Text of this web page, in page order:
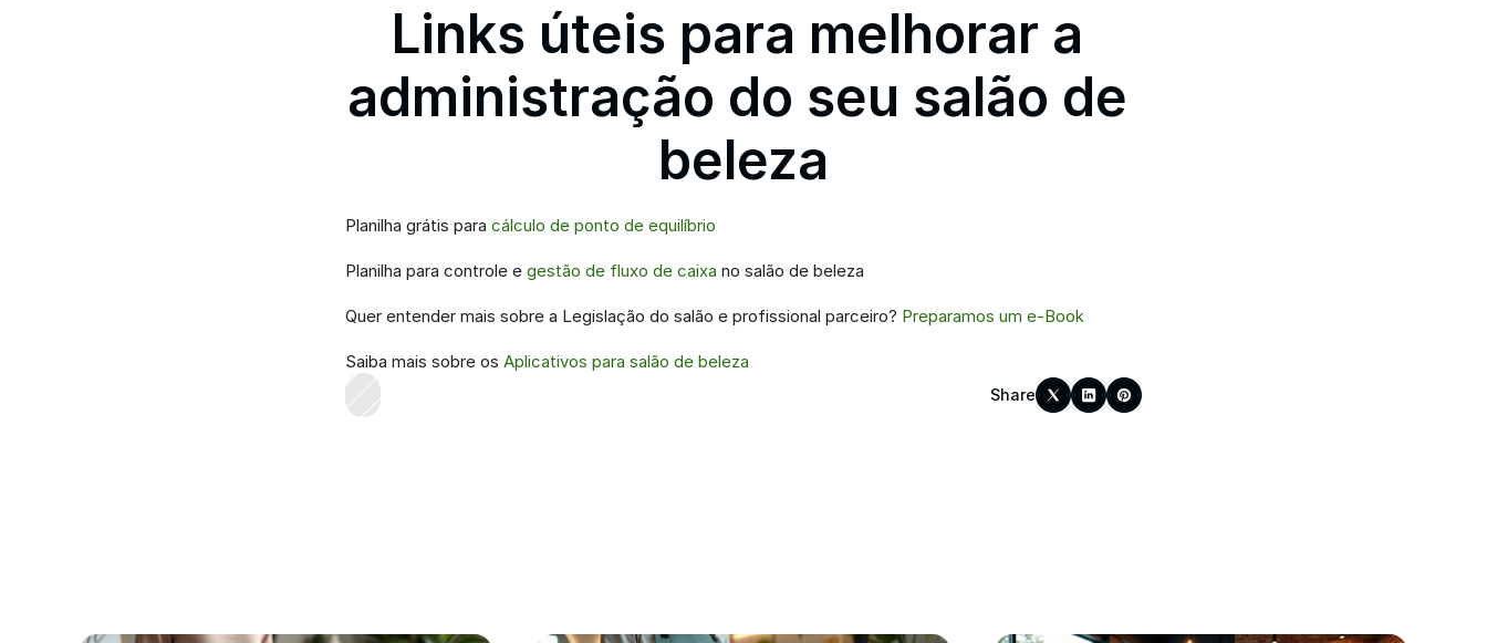
Links úteis para melhorar a
administração do seu salão de
beleza
Planilha grátis para cálculo de ponto de equilíbrio
Planilha para controle e gestão de fluxo de caixa no salão de beleza
Quer entender mais sobre a Legislação do salão e profissional parceiro? Preparamos um e-Book
Saiba mais sobre os Aplicativos para salão de beleza
Share